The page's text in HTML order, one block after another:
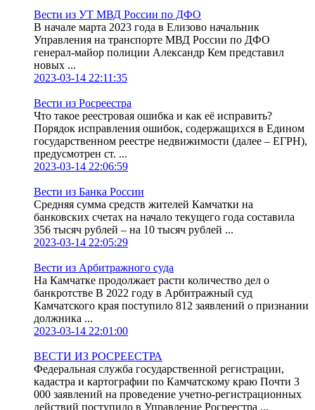
Вести из УТ МВД России по ДФО
В начале марта 2023 года в Елизово начальник
Управления на транспорте МВД России по ДФО
генерал-майор полиции Александр Кем представил
новых ...
2023-03-14 22:11:35
Вести из Росреестра
Что такое реестровая ошибка и как её исправить?
Порядок исправления ошибок, содержащихся в Едином
государственном реестре недвижимости (далее – ЕГРН),
предусмотрен ст. ...
2023-03-14 22:06:59
Вести из Банка России
Средняя сумма средств жителей Камчатки на
банковских счетах на начало текущего года составила
356 тысяч рублей – на 10 тысяч рублей ...
2023-03-14 22:05:29
Вести из Арбитражного суда
На Камчатке продолжает расти количество дел о
банкротстве В 2022 году в Арбитражный суд
Камчатского края поступило 812 заявлений о признании
должника ...
2023-03-14 22:01:00
ВЕСТИ ИЗ РОСРЕЕСТРА
Федеральная служба государственной регистрации,
кадастра и картографии по Камчатскому краю Почти 3
000 заявлений на проведение учетно-регистрационных
действий поступило в Управление Росреестра ...